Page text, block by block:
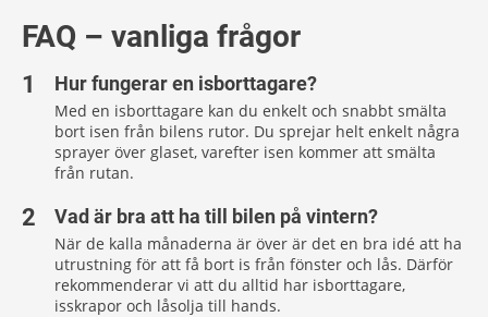
FAQ – vanliga frågor
Hur fungerar en isborttagare?
Med en isborttagare kan du enkelt och snabbt smälta
bort isen från bilens rutor. Du sprejar helt enkelt några
sprayer över glaset, varefter isen kommer att smälta
från rutan.
Vad är bra att ha till bilen på vintern?
När de kalla månaderna är över är det en bra idé att ha
utrustning för att få bort is från fönster och lås. Därför
rekommenderar vi att du alltid har isborttagare,
isskrapor och låsolja till hands.